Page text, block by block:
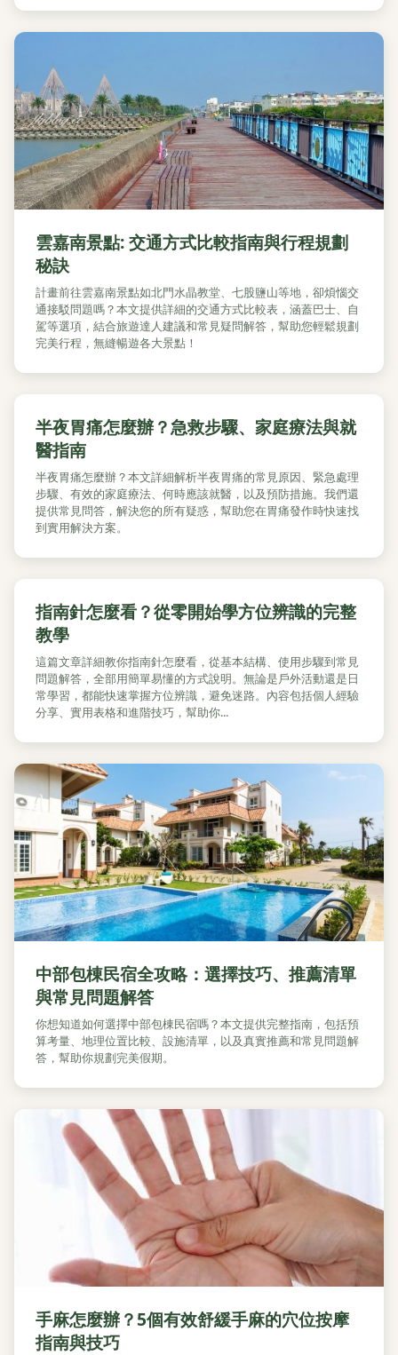
雲嘉南景點: 交通方式比較指南與行程規劃
秘訣
計畫前往雲嘉南景點如北門水晶教堂、七股鹽山等地，卻煩惱交
通接駁問題嗎？本文提供詳細的交通方式比較表，涵蓋巴士、自
駕等選項，結合旅遊達人建議和常見疑問解答，幫助您輕鬆規劃
完美行程，無縫暢遊各大景點！
半夜胃痛怎麼辦？急救步驟、家庭療法與就
醫指南
半夜胃痛怎麼辦？本文詳細解析半夜胃痛的常見原因、緊急處理
步驟、有效的家庭療法、何時應該就醫，以及預防措施。我們還
提供常見問答，解決您的所有疑惑，幫助您在胃痛發作時快速找
到實用解決方案。
指南針怎麼看？從零開始學方位辨識的完整
教學
這篇文章詳細教你指南針怎麼看，從基本結構、使用步驟到常見
問題解答，全部用簡單易懂的方式說明。無論是戶外活動還是日
常學習，都能快速掌握方位辨識，避免迷路。內容包括個人經驗
分享、實用表格和進階技巧，幫助你...
中部包棟民宿全攻略：選擇技巧、推薦清單
與常見問題解答
你想知道如何選擇中部包棟民宿嗎？本文提供完整指南，包括預
算考量、地理位置比較、設施清單，以及真實推薦和常見問題解
答，幫助你規劃完美假期。
手麻怎麼辦？5個有效舒緩手麻的穴位按摩
指南與技巧